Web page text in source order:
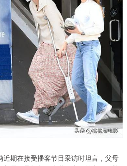
期在接受播客节目采访时坦言，父母